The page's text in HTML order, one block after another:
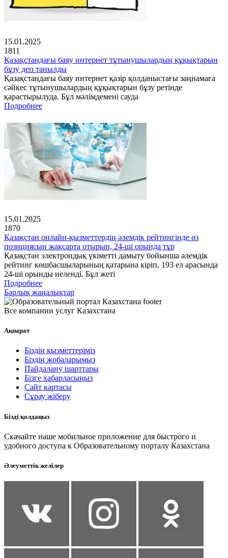
15.01.2025
1811
Қазақстандағы баяу интернет тұтынушылардың құқықтарын
бұзу деп танылды
Қазақстандағы баяу интернет қазір қолданыстағы заңнамаға
сәйкес тұтынушылардың құқықтарын бұзу ретінде
қарастырылуда. Бұл мәлімдемені сауда
Подробнее
15.01.2025
1870
Қазақстан онлайн-қызметтердің әлемдік рейтингінде өз
позициясын жақсарта отырып, 24-ші орында тұр
Қазақстан электрондық үкіметті дамыту бойынша әлемдік
рейтинг көшбасшыларының қатарына кіріп, 193 ел арасында
24-ші орынды иеленді. Бұл жеті
Подробнее
Барлық жаңалықтар
Все компании услуг Казахстана
Ақпарат
Біздің қызметтеріміз
Біздің жобаларымыз
Пайдалану шарттары
Бізге хабарласыңыз
Сайт картасы
Сұрау жіберу
Бізді қолдаңыз
Скачайте наше мобильное приложение для быстрого и
удобного доступа к Образовательному порталу Казахстана
Әлеуметтік желілер